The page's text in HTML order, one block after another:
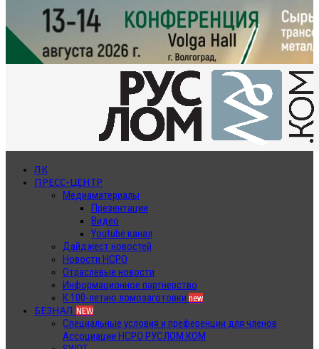
ЛК
ПРЕСС-ЦЕНТР
Медиаматериалы
Презентации
Видео
Youtube канал
Дайджест новостей
Новости НСРО
Отраслевые новости
Информационное партнерство
К 100-летию ломозаготовки new
БЕЗНАЛ NEW
Специальные условия и преференции для членов
Ассоциации НСРО РУСЛОМ.КОМ